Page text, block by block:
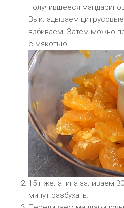
получившееся
Выкладываем
взбиваем. Затем можно
с мякотью.
15 г желатина заливаем
минут разбухать.